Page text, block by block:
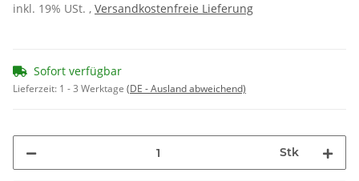
inkl. 19% USt. , Versandkostenfreie Lieferung
Sofort verfügbar
Lieferzeit: 1 - 3 Werktage (DE - Ausland abweichend)
Stk